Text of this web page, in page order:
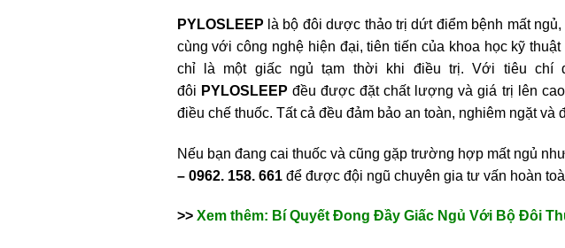
PYLOSLEEP là bộ đôi dược thảo trị dứt điểm bệnh mất
cùng với công nghệ hiện đại, tiên tiến của khoa học kỹ
chỉ là một giấc ngủ tạm thời khi điều trị. Với tiêu
đôi PYLOSLEEP đều được đặt chất lượng và giá trị lên
điều chế thuốc. Tất cả đều đảm bảo an toàn, nghiêm ngặt và
Nếu bạn đang cai thuốc và cũng gặp trường hợp mất ngủ
– 0962. 158. 661 để được đội ngũ chuyên gia tư vấn hoàn
>> Xem thêm: Bí Quyết Đong Đầy Giấc Ngủ Với Bộ Đôi